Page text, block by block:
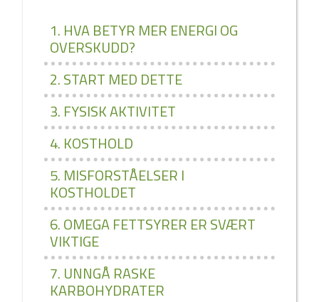
1. HVA BETYR MER ENERGI OG
OVERSKUDD?
2. START MED DETTE
3. FYSISK AKTIVITET
4. KOSTHOLD
5. MISFORSTÅELSER I
KOSTHOLDET
6. OMEGA FETTSYRER ER SVÆRT
VIKTIGE
7. UNNGÅ RASKE
KARBOHYDRATER